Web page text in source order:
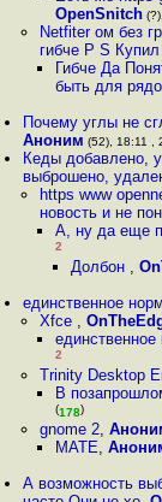
OpenSnitch
Netfiter ом без
гибче P S Купил
Гибче Да
быть для
Почему углы не
Аноним (52), 18:11 ,
Кеды добавлено,
выброшено,
https www
новость и не
А, ну да еще
2
Долбон ,
единственное
Xfce ,
2
Trinity Desktop
В
(178)
gnome 2,
MATE,
А возможность